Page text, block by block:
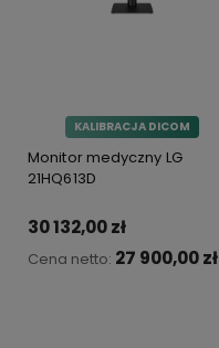
KALIBRACJA DICOM
Monitor medyczny LG
21HQ613D
30 132,00 zł
Cena netto: 27 900,00 zł